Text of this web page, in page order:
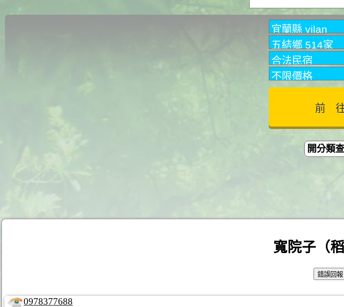
開分類
寬院子（稻
0978377688